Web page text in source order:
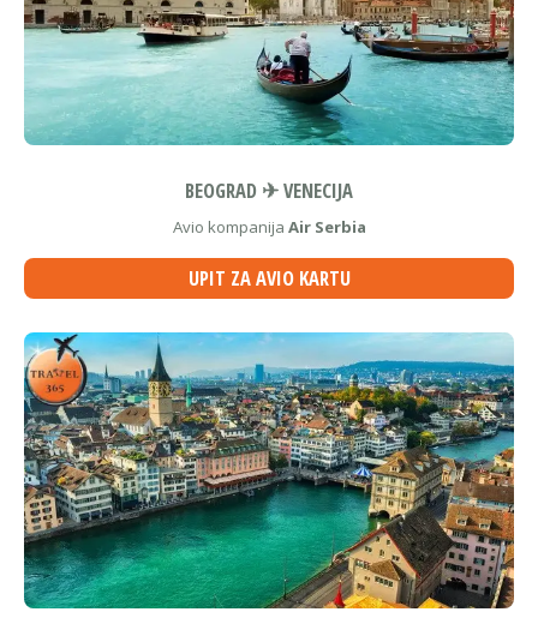
BEOGRAD ✈ VENECIJA
Avio kompanija Air Serbia
UPIT ZA AVIO KARTU